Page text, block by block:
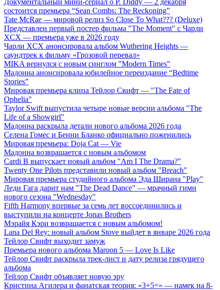
Документальный мини-сериал о P. Diddy — 2 декабря
состоится премьера “Sean Combs: The Reckoning”
Tate McRae — мировой релиз So Close To What??? (Deluxe)
Представлен первый постер фильма "The Moment" с Чарли
XCX — премьера уже в 2026 году
Чарли XCX анонсировала альбом Wuthering Heights —
саундтрек к фильму «Грозовой перевал»
MIKA вернулся с новым синглом "Modern Times"
Мадонна анонсировала юбилейное переиздание “Bedtime
Stories”
Мировая премьера клипа Тейлор Свифт — "The Fate of
Ophelia"
Taylor Swift выпустила четыре новые версии альбома "The
Life of a Showgirl"
Мадонна раскрыла детали нового альбома 2026 года
Селена Гомес и Бенни Бланко официально поженились
Мировая премьера: Doja Cat — Vie
Мадонна возвращается с новым альбомом
Cardi B выпускает новый альбом "Am I The Drama?"
Twenty One Pilots представили новый альбом "Breach"
Мировая премьера студийного альбома Эда Ширана "Play"
Леди Гага дарит нам "The Dead Dance" — мрачный гимн
нового сезона "Wednesday"
Fifth Harmony впервые за семь лет воссоединились и
выступили на концерте Jonas Brothers
Мэрайя Кэри возвращается с новым альбомом!
Lana Del Rey: новый альбом Stove выйдет в январе 2026 года
Тейлор Свифт выходит замуж
Премьера нового альбома Maroon 5 — Love Is Like
Тейлор Свифт раскрыла трек-лист и дату релиза грядущего
альбома
Тейлор Свифт объявляет новую эру
Кристина Агилера и фанатская теория: «3+5=» — намек на 8-